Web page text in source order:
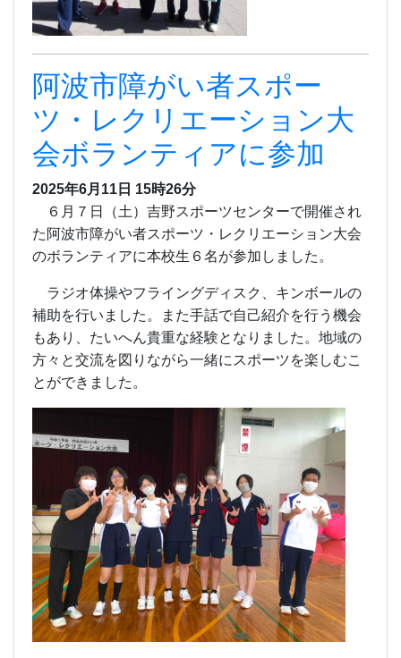
阿波市障がい者スポー
ツ・レクリエーション大
会ボランティアに参加
2025年6月11日 15時26分
６月７日（土）吉野スポーツセンターで開催され
た阿波市障がい者スポーツ・レクリエーション大会
のボランティアに本校生６名が参加しました。
ラジオ体操やフライングディスク、キンボールの
補助を行いました。また手話で自己紹介を行う機会
もあり、たいへん貴重な経験となりました。地域の
方々と交流を図りながら一緒にスポーツを楽しむこ
とができました。